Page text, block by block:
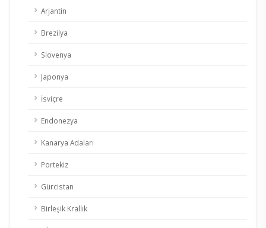
Arjantin
Brezilya
Slovenya
Japonya
İsviçre
Endonezya
Kanarya Adaları
Portekiz
Gürcistan
Birleşik Krallık